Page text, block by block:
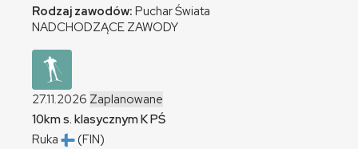
Rodzaj zawodów: Puchar Świata
NADCHODZĄCE ZAWODY
27.11.2026 Zaplanowane
10km s. klasycznymKPŚ
Ruka
(FIN)